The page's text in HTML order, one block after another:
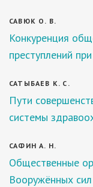
САВЮК О. В.
Конкуренция
преступлений
САТЫБАЕВ К. С.
Пути
системы
САФИН А. Н.
Общественные
Вооружённых